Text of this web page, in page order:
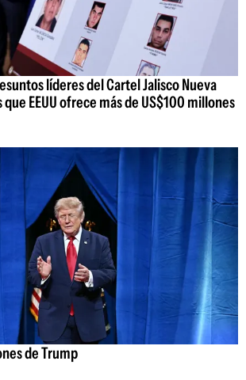
líderes del Cartel Jalisco Nueva
EEUU ofrece más de US$100 millones
de Trump